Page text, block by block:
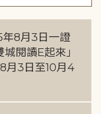
年8月3日一證
閱讀E起來」
月3日至10月4